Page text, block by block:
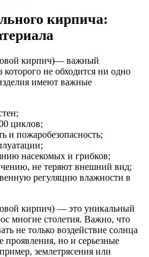
кирпича:
кирпич)— важный
которого не обходится ни одно
имеют важные
циклов;
и пожаробезопасность;
насекомых и грибков;
не теряют внешний вид;
регуляцию влажности в
кирпич) — это уникальный
многие столетия. Важно, что
не только воздействие солнца
проявления, но и серьезные
землетрясения или